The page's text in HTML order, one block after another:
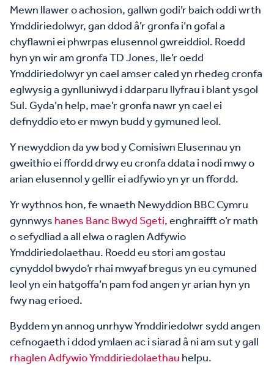
Mewn llawer o achosion, gallwn godi’r baich oddi wrth
Ymddiriedolwyr, gan ddod â’r gronfa i’n gofal a
chyflawni ei phwrpas elusennol gwreiddiol. Roedd
hyn yn wir am gronfa TD Jones, lle’r oedd
Ymddiriedolwyr yn cael amser caled yn rhedeg cronfa
eglwysig a gynlluniwyd i ddarparu llyfrau i blant ysgol
Sul. Gyda’n help, mae’r gronfa nawr yn cael ei
defnyddio eto er mwyn budd y gymuned leol.
Y newyddion da yw bod y Comisiwn Elusennau yn
gweithio ei ffordd drwy eu cronfa ddata i nodi mwy o
arian elusennol y gellir ei adfywio yn yr un ffordd.
Yr wythnos hon, fe wnaeth Newyddion BBC Cymru
gynnwys hanes Banc Bwyd Sgeti, enghraifft o’r math
o sefydliad a all elwa o raglen Adfywio
Ymddiriedolaethau. Roedd eu stori am gostau
cynyddol bwydo’r rhai mwyaf bregus yn eu cymuned
leol yn ein hatgoffa’n pam fod angen yr arian hyn yn
fwy nag erioed.
Byddem yn annog unrhyw Ymddiriedolwr sydd angen
cefnogaeth i ddod ymlaen ac i siarad â ni am sut y gall
rhaglen Adfywio Ymddiriedolaethau helpu.